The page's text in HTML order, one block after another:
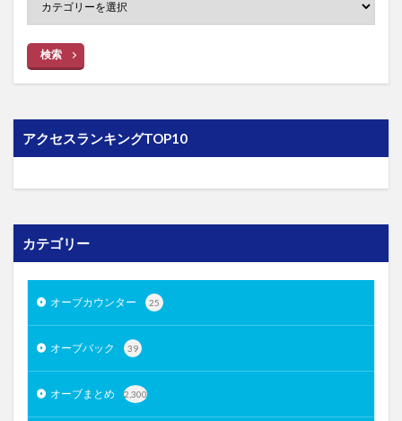
検索
アクセスランキングTOP10
カテゴリー
オーブカウンター 25
オーブバック 39
オーブまとめ 2,300